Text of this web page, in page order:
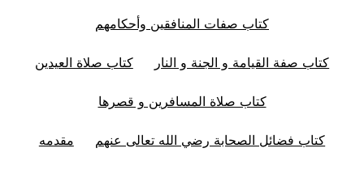
كتاب صفات المنافقين وأحكامهم
كتاب صفة القيامة و الجنة و النار كتاب صلاة العيدين
كتاب صلاة المسافرين و قصرها
كتاب فضائل الصحابة رضي الله تعالى عنهم مقدمه